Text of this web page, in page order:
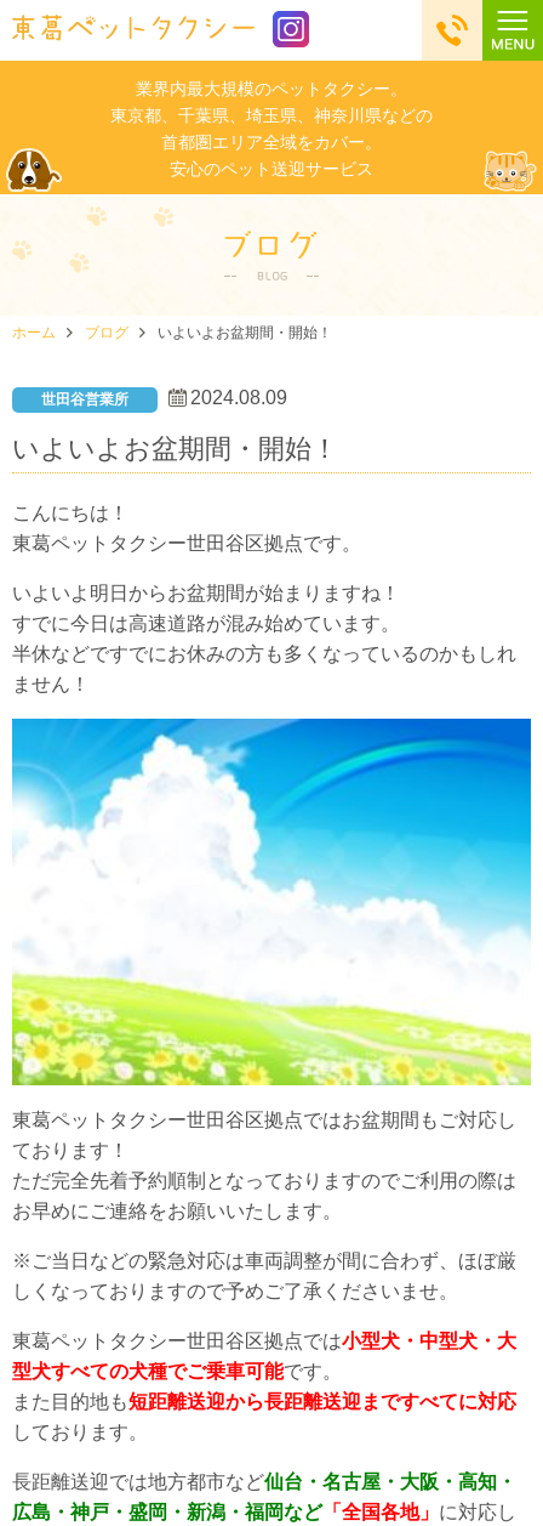
業界内最大規模のペットタクシー。
東京都、千葉県、埼玉県、神奈川県などの
首都圏エリア全域をカバー。
安心のペット送迎サービス
ホーム ブログ いよいよお盆期間・開始！
世田谷営業所 2024.08.09
いよいよお盆期間・開始！
こんにちは！
東葛ペットタクシー世田谷区拠点です。
いよいよ明日からお盆期間が始まりますね！
すでに今日は高速道路が混み始めています。
半休などですでにお休みの方も多くなっているのかもしれ
ません！
東葛ペットタクシー世田谷区拠点ではお盆期間もご対応し
ております！
ただ完全先着予約順制となっておりますのでご利用の際は
お早めにご連絡をお願いいたします。
※ご当日などの緊急対応は車両調整が間に合わず、ほぼ厳
しくなっておりますので予めご了承くださいませ。
東葛ペットタクシー世田谷区拠点では小型犬・中型犬・大
型犬すべての犬種でご乗車可能です。
また目的地も短距離送迎から長距離送迎まですべてに対応
しております。
長距離送迎では地方都市など仙台・名古屋・大阪・高知・
広島・神戸・盛岡・新潟・福岡など「全国各地」 に対応し